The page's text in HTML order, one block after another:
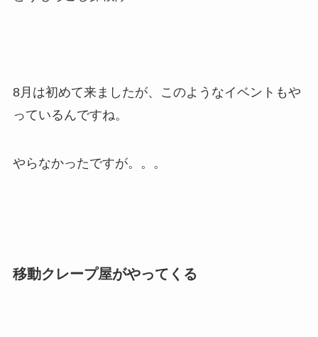
8月は初めて来ましたが、このようなイベントもや
っているんですね。
やらなかったですが。。。
移動クレープ屋がやってくる